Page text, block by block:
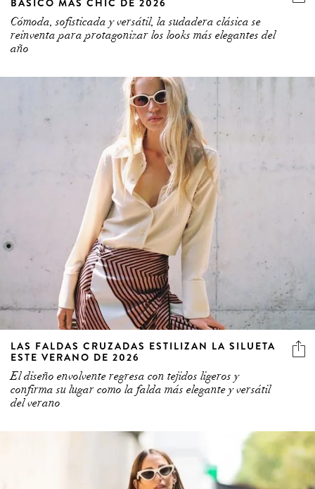
Cómoda, sofisticada y versátil, la sudadera clásica se
reinventa para protagonizar los looks más elegantes del
año
LAS FALDAS CRUZADAS ESTILIZAN LA SILUETA
ESTE VERANO DE 2026
El diseño envolvente regresa con tejidos ligeros y
confirma su lugar como la falda más elegante y versátil
del verano